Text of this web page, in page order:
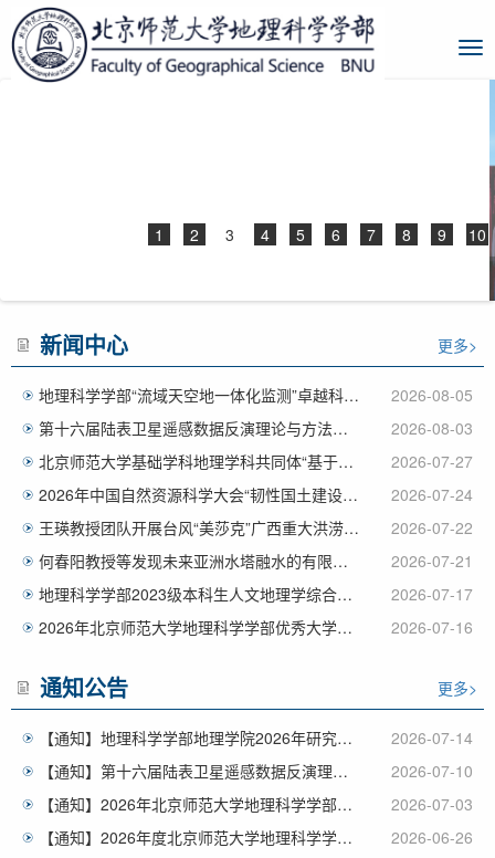
1 2 3 4 5 6 7 8 9 10
更多>
新闻中心
2026-08-05
地理科学学部“流域天空地一体化监测”卓越科研团队与蒙纳士大学Je...
2026-08-03
第十六届陆表卫星遥感数据反演理论与方法暑期学校圆满结束
2026-07-27
北京师范大学基础学科地理学科共同体“基于科研导向的拔尖人才培养”...
2026-07-24
2026年中国自然资源科学大会“韧性国土建设与景观可持续性”分会...
2026-07-22
王瑛教授团队开展台风“美莎克”广西重大洪涝灾害现场深度考察
2026-07-21
何春阳教授等发现未来亚洲水塔融水的有限增加难以从根本上缓解下游城...
2026-07-17
地理科学学部2023级本科生人文地理学综合实习圆满结束
2026-07-16
2026年北京师范大学地理科学学部优秀大学生系列夏令营——“遥感...
更多>
通知公告
2026-07-14
【通知】地理科学学部地理学院2026年研究生学术能力竞赛通知（第...
2026-07-10
【通知】第十六届陆表卫星遥感数据反演理论与方法暑期学校第一轮通知
2026-07-03
【通知】2026年北京师范大学地理科学学部优秀大学生系列夏令营—...
2026-06-26
【通知】2026年度北京师范大学地理科学学部“自然灾害学”学科开...